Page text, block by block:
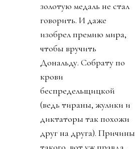
золотую медаль не стал
говорить. И даже
изобрел премию мира,
чтобы вручить
Дональду. Собрату по
крови
беспредельщицкой
(ведь тираны, жулики и
диктаторы так похожи
друг на друга). Причины